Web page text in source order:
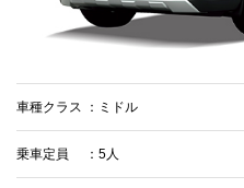
車種クラス ミドル
乗車定員 5人